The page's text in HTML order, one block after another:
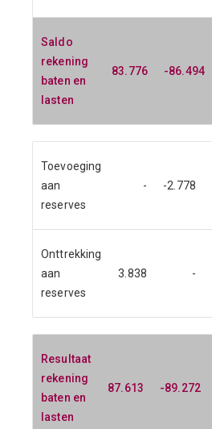
Saldo
rekening
baten en
lasten
83.776 -86.494
Toevoeging
aan
reserves
- -2.778
Onttrekking
aan
reserves
3.838 -
Resultaat
rekening
baten en
lasten
87.613 -89.272